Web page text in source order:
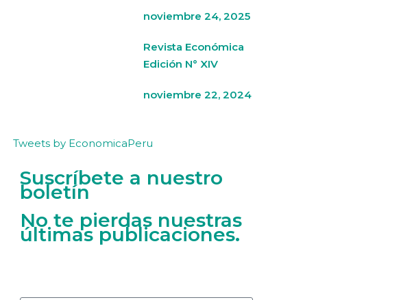
noviembre 24, 2025
Revista Económica
Edición N° XIV
noviembre 22, 2024
Tweets by EconomicaPeru
Suscríbete a nuestro
boletín
No te pierdas nuestras
últimas publicaciones.